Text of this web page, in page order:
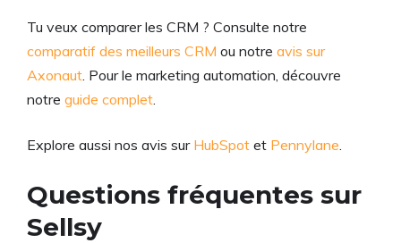
Tu veux comparer les CRM ? Consulte notre
comparatif des meilleurs CRM ou notre avis sur
Axonaut . Pour le marketing automation, découvre
notre guide complet
Explore aussi nos avis sur HubSpot et Pennylane
Questions fréquentes sur
Sellsy